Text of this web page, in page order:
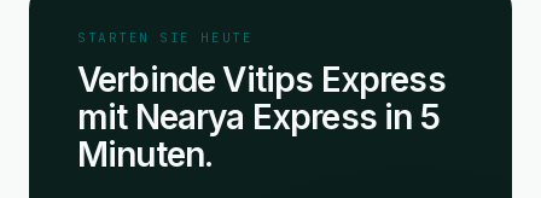
STARTEN SIE HEUTE
Verbinde Vitips Express
mit Nearya Express in 5
Minuten.